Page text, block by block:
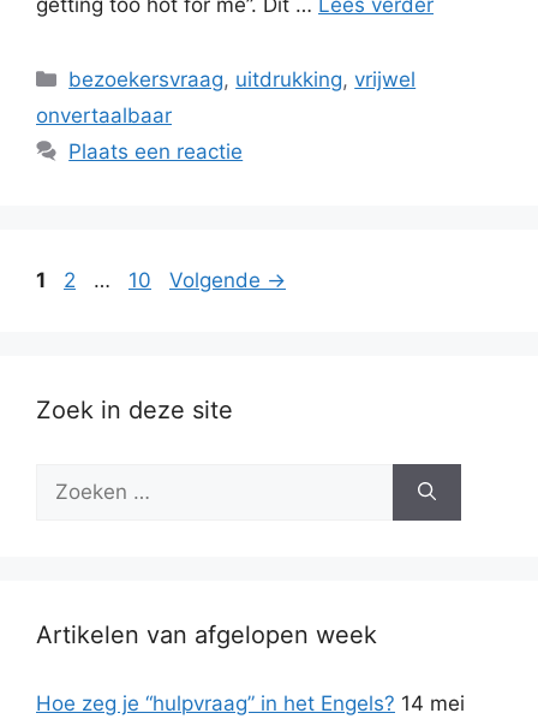
Categorieën
bezoekersvraag, uitdrukking,vrijwel
onvertaalbaar
Plaats een reactie
Pagina
1 Pagina
2 … Pagina
10 Volgende →
Zoek in deze site
naar:
Artikelen van afgelopen week
Hoe zeg je “hulpvraag” in het Engels? 14 mei